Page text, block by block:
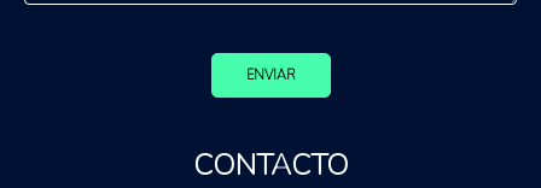
ENVIAR
CONTACTO